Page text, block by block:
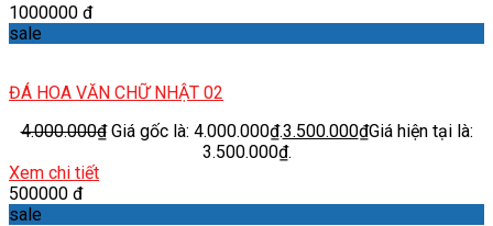
1000000 đ
sale
ĐÁ HOA VĂN CHỮ NHẬT 02
4.000.000₫ Giá gốc là: 4.000.000₫.3.500.000₫Giá hiện tại là:
3.500.000₫.
Xem chi tiết
500000 đ
sale